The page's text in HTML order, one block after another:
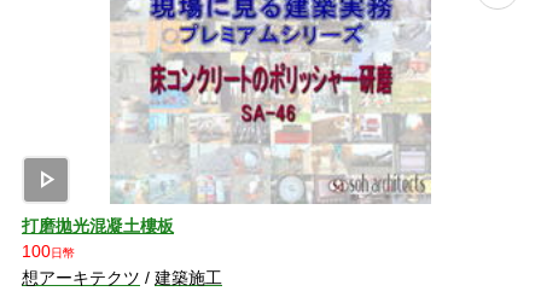
play_arrow
打磨拋光混凝土樓板
100日幣
想アーキテクツ / 建築施工